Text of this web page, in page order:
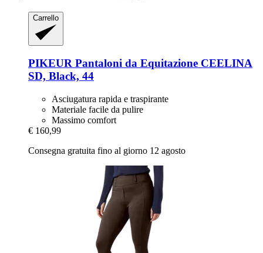
Carrello
PIKEUR Pantaloni da Equitazione CEELINA
SD, Black, 44
Asciugatura rapida e traspirante
Materiale facile da pulire
Massimo comfort
€ 160,99
Consegna gratuita fino al giorno 12 agosto